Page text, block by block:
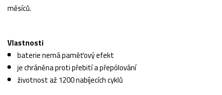
měsíců.
Vlastnosti
baterie nemá paměťový efekt
je chráněna proti přebití a přepólování
životnost až 1200 nabíjecích cyklů